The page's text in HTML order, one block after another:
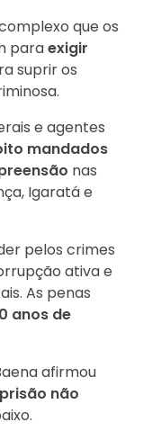
que os
paraexigir
suprir os
e agentes
mandados
nas
Igaratá e
pelos crimes
ativa e
As penas
anos de
afirmou
não